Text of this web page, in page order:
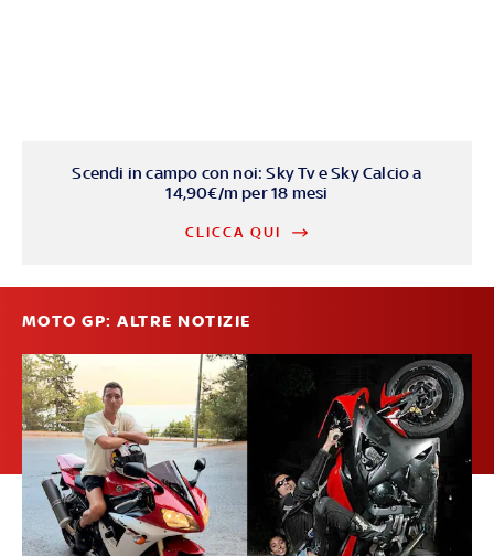
Scendi in campo con noi: Sky Tv e Sky Calcio a
14,90€/m per 18 mesi
CLICCA QUI
MOTO GP: ALTRE NOTIZIE